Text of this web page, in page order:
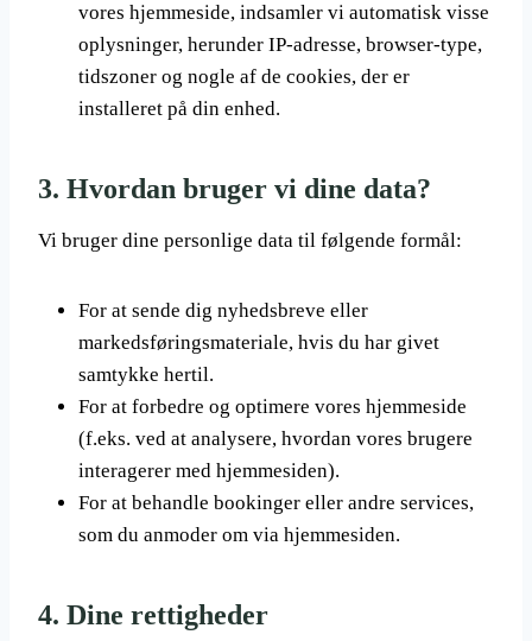
vores hjemmeside, indsamler vi automatisk visse
oplysninger, herunder IP-adresse, browser-type,
tidszoner og nogle af de cookies, der er
installeret på din enhed.
3. Hvordan bruger vi dine data?
Vi bruger dine personlige data til følgende formål:
For at sende dig nyhedsbreve eller
markedsføringsmateriale, hvis du har givet
samtykke hertil.
For at forbedre og optimere vores hjemmeside
(f.eks. ved at analysere, hvordan vores brugere
interagerer med hjemmesiden).
For at behandle bookinger eller andre services,
som du anmoder om via hjemmesiden.
4. Dine rettigheder